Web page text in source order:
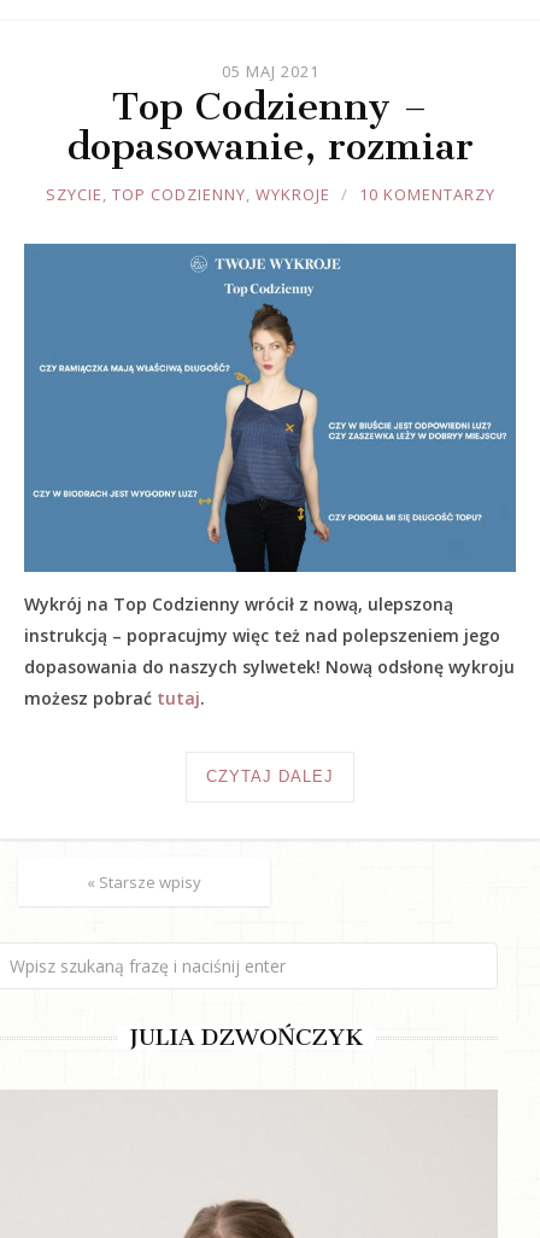
05 MAJ 2021
Top Codzienny –
dopasowanie, rozmiar
JOULE
SZYCIE, TOP CODZIENNY, WYKROJE 10 KOMENTARZY
Wykrój na Top Codzienny wrócił z nową, ulepszoną
instrukcją – popracujmy więc też nad polepszeniem jego
dopasowania do naszych sylwetek! Nową odsłonę wykroju
możesz pobrać tutaj.
CZYTAJ DALEJ
« Starsze wpisy
JULIA DZWOŃCZYK